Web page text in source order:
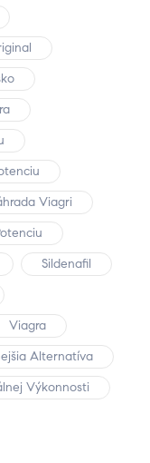
Viagri
Sildenafil
Viagra
Alternatíva
Výkonnosti